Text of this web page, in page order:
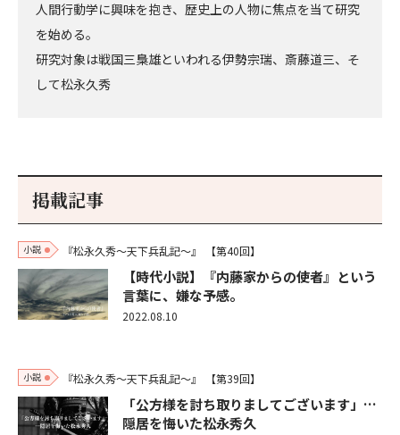
人間行動学に興味を抱き、歴史上の人物に焦点を当て研究
を始める。
研究対象は戦国三梟雄といわれる伊勢宗瑞、斎藤道三、そ
して松永久秀
掲載記事
小説 『松永久秀～天下兵乱記～』 【第40回】
【時代小説】『内藤家からの使者』という
言葉に、嫌な予感。
2022.08.10
小説 『松永久秀～天下兵乱記～』 【第39回】
「公方様を討ち取りましてございます」…
隠居を悔いた松永秀久